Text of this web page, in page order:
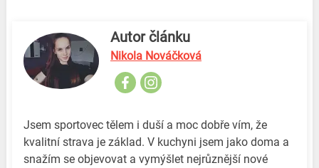
Autor článku
Nikola Nováčková
Jsem sportovec tělem i duší a moc dobře vím, že
kvalitní strava je základ. V kuchyni jsem jako doma a
snažím se objevovat a vymýšlet nejrůznější nové